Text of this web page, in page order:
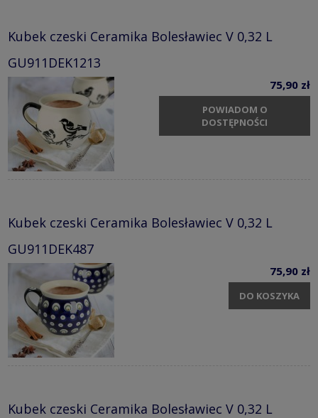
Kubek czeski Ceramika Bolesławiec V 0,32 L
GU911DEK1213
75,90 zł
POWIADOM O
DOSTĘPNOŚCI
Kubek czeski Ceramika Bolesławiec V 0,32 L
GU911DEK487
75,90 zł
DO KOSZYKA
Kubek czeski Ceramika Bolesławiec V 0,32 L